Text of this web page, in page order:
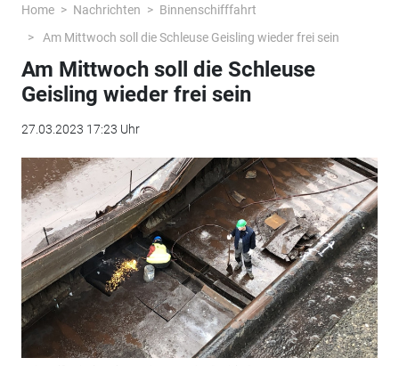
Home Nachrichten
Binnenschifffahrt
Am Mittwoch soll die Schleuse Geisling wieder frei sein
Am Mittwoch soll die Schleuse
Geisling wieder frei sein
27.03.2023 17:23 Uhr